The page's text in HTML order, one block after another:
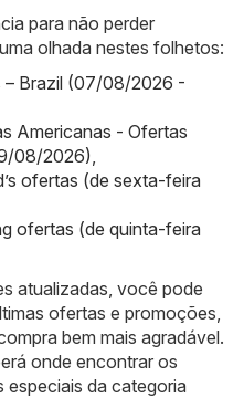
para não perder
olhada nestes folhetos:
– Brazil (07/08/2026 -
Americanas - Ofertas
08/2026)
ofertas (de sexta-feira
ofertas (de quinta-feira
atualizadas, você pode
ofertas e promoções,
bem mais agradável.
onde encontrar os
da categoria